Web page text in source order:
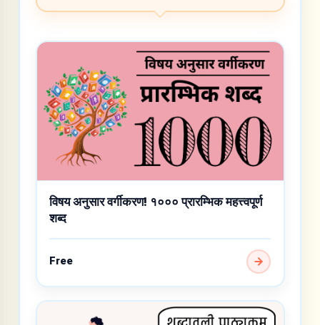
विषय अनुसार वर्गीकरण! १००० प्रारम्भिक महत्त्वपूर्ण
शब्द
Free